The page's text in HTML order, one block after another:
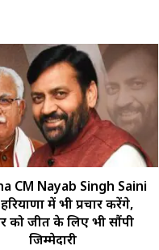
CM Nayab Singh Saini
में भी प्रचार करेंगे,
को जीत के लिए भी सौंपी
जिम्मेदारी